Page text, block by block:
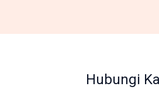
Hubungi